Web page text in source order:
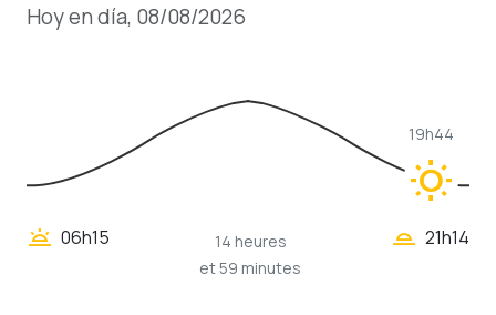
Hoy en día, 08/08/2026
wb_sunny
19h44
wb_twilight 06h15
14 heures
et 59 minutes
wb_twilight_2 21h14